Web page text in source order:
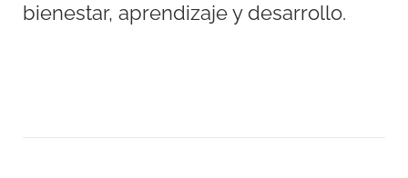
bienestar, aprendizaje y desarrollo.